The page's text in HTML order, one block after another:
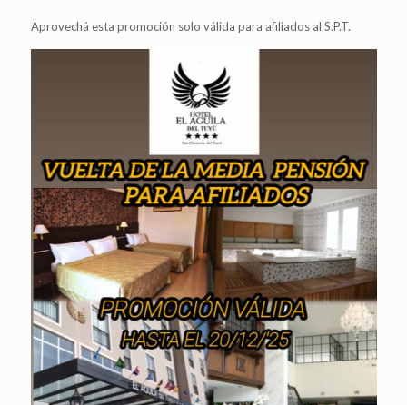
Aprovechá esta promoción solo válida para afiliados al S.P.T.